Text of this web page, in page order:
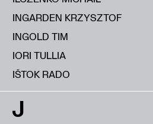
INGARDEN KRZYSZTOF
INGOLD TIM
IORI TULLIA
IŠTOK RADO
J